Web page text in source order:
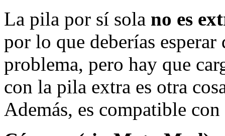
La pila por sí sola no es
por lo que deberías
problema, pero hay que
con la pila extra es otra
Además, es compatible